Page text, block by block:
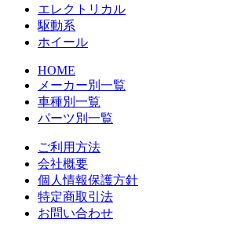
エレクトリカル
駆動系
ホイール
HOME
メーカー別一覧
車種別一覧
パーツ別一覧
ご利用方法
会社概要
個人情報保護方針
特定商取引法
お問い合わせ